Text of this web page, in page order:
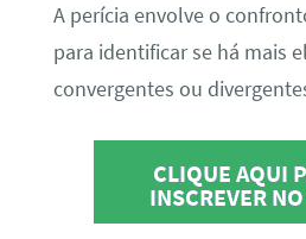
A perícia envolve o
para identificar se há mais
convergentes ou
CLIQUE AQUI
INSCREVER